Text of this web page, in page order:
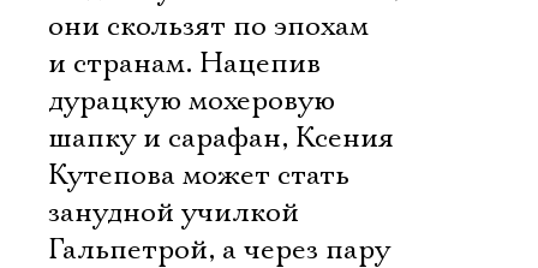
они скользят по эпохам
и странам. Нацепив
дурацкую мохеровую
шапку и сарафан, Ксения
Кутепова может стать
занудной училкой
Гальпетрой, а через пару